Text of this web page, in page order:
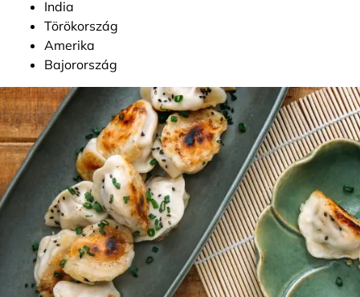
India
Törökország
Amerika
Bajorország